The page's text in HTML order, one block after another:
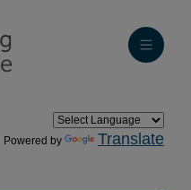
Powered by Translate